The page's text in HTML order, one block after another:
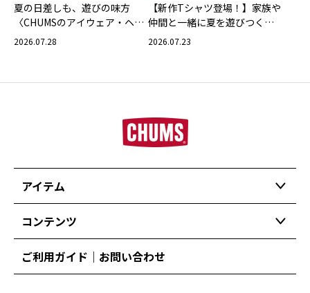
夏の日差しも、遊びの味方
〈CHUMSのアイウェア・ヘッ
ドウェア〉
2026.07.28
【新作Tシャツ登場！】家族や
仲間と一緒に夏を遊びつくそ
う！
2026.07.23
アイテム
コンテンツ
ご利用ガイド｜お問い合わせ